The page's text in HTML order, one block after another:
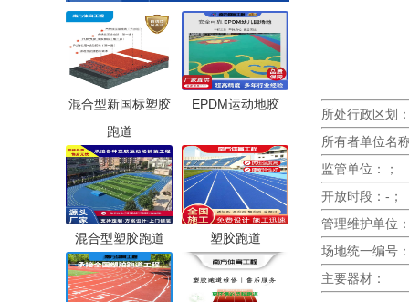
混合型新国标塑胶
跑道
EPDM运动地胶
混合型塑胶跑道 塑胶跑道
所处行政区划
所有者单位名
监管单位：；
开放时段：-；
管理维护单位
场地统一编号
主要器材：